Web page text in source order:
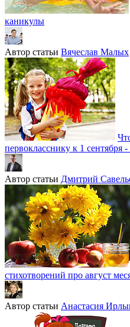
каникулы
Автор статьи Вячеслав Малых
первокласснику к 1 сентября
Автор статьи Дмитрий
стихотворений про август
Автор статьи Анастасия